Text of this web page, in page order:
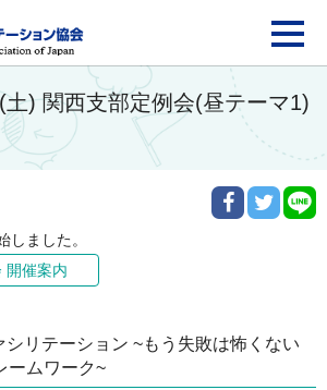
FAJ：特定非営利活動
) 関西支部定例会(昼テーマ1)
しました。
開催案内
リテーション ~もう失敗は怖くない
ームワーク~